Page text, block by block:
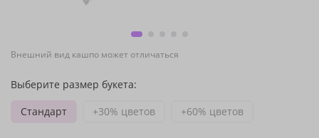
Внешний вид кашпо может отличаться
Выберите размер букета:
Стандарт
+30% цветов +60% цветов